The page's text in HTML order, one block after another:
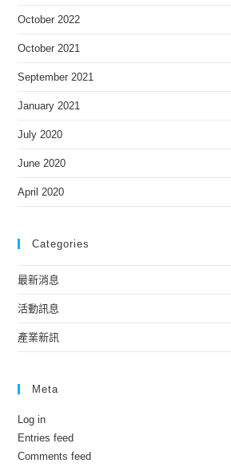
October 2022
October 2021
September 2021
January 2021
July 2020
June 2020
April 2020
Categories
最新消息
活動訊息
產業新訊
Meta
Log in
Entries feed
Comments feed